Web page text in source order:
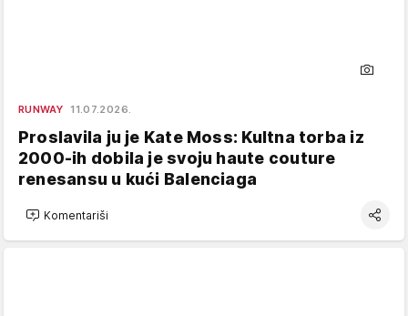
RUNWAY 11.07.2026.
Proslavila ju je Kate Moss: Kultna torba iz
2000-ih dobila je svoju haute couture
renesansu u kući Balenciaga
Komentariši